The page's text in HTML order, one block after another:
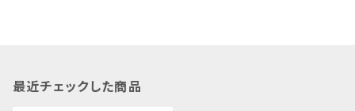
最近チェックした商品